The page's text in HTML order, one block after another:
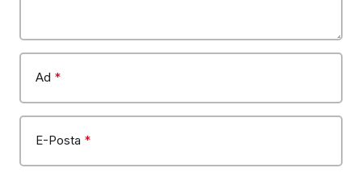
Ad *
E-Posta *